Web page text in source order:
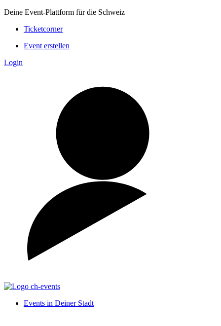
Deine Event-Plattform für die Schweiz
Ticketcorner
Event erstellen
Login
Events in Deiner Stadt